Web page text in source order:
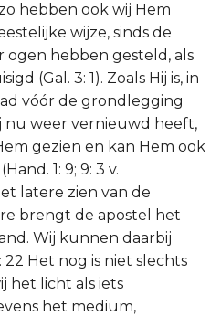
hebben ook wij Hem
wijze, sinds de
ogen hebben gesteld, als
(Gal. 3: 1). Zoals Hij is, in
vóór de grondlegging
nu weer vernieuwd heeft,
gezien en kan Hem ook
1: 9; 9: 3 v.
latere zien van de
brengt de apostel het
Wij kunnen daarbij
22 Het nog is niet slechts
het licht als iets
het medium,